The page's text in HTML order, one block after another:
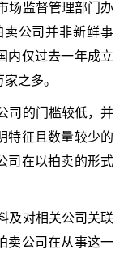
场监督管理部门办
公司并非新鲜事
内仅过去一年成立
之多。
司的门槛较低，并
特征且数量较少的
司在以拍卖的形式
及对相关公司关联
卖公司在从事这一